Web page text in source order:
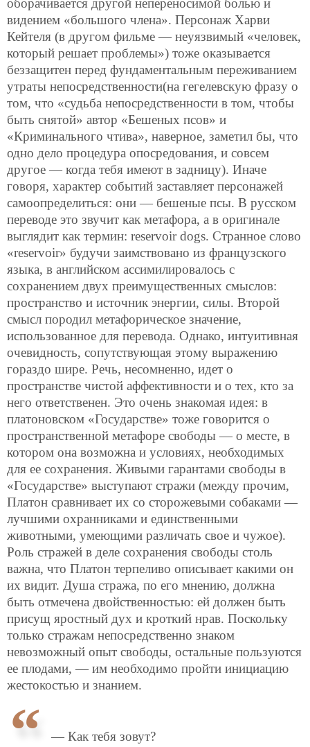
оборачивается другой непереносимой болью и
видением «большого члена». Персонаж Харви
Кейтеля (в другом фильме — неуязвимый «человек,
который решает проблемы») тоже оказывается
беззащитен перед фундаментальным переживанием
утраты непосредственности(на гегелевскую фразу о
том, что «судьба непосредственности в том, чтобы
быть снятой» автор «Бешеных псов» и
«Криминального чтива», наверное, заметил бы, что
одно дело процедура опосредования, и совсем
другое — когда тебя имеют в задницу). Иначе
говоря, характер событий заставляет персонажей
самоопределиться: они — бешеные псы. В русском
переводе это звучит как метафора, а в оригинале
выглядит как термин: reservoir dogs. Странное слово
«reservoir» будучи заимствовано из французского
языка, в английском ассимилировалось с
сохранением двух преимущественных смыслов:
пространство и источник энергии, силы. Второй
смысл породил метафорическое значение,
использованное для перевода. Однако, интуитивная
очевидность, сопутствующая этому выражению
гораздо шире. Речь, несомненно, идет о
пространстве чистой аффективности и о тех, кто за
него ответственен. Это очень знакомая идея: в
платоновском «Государстве» тоже говорится о
пространственной метафоре свободы — о месте, в
котором она возможна и условиях, необходимых
для ее сохранения. Живыми гарантами свободы в
«Государстве» выступают стражи (между прочим,
Платон сравнивает их со сторожевыми собаками —
лучшими охранниками и единственными
животными, умеющими различать свое и чужое).
Роль стражей в деле сохранения свободы столь
важна, что Платон терпеливо описывает какими он
их видит. Душа стража, по его мнению, должна
быть отмечена двойственностью: ей должен быть
присущ яростный дух и кроткий нрав. Поскольку
только стражам непосредственно знаком
невозможный опыт свободы, остальные пользуются
ее плодами, — им необходимо пройти инициацию
жестокостью и знанием.
— Как тебя зовут?